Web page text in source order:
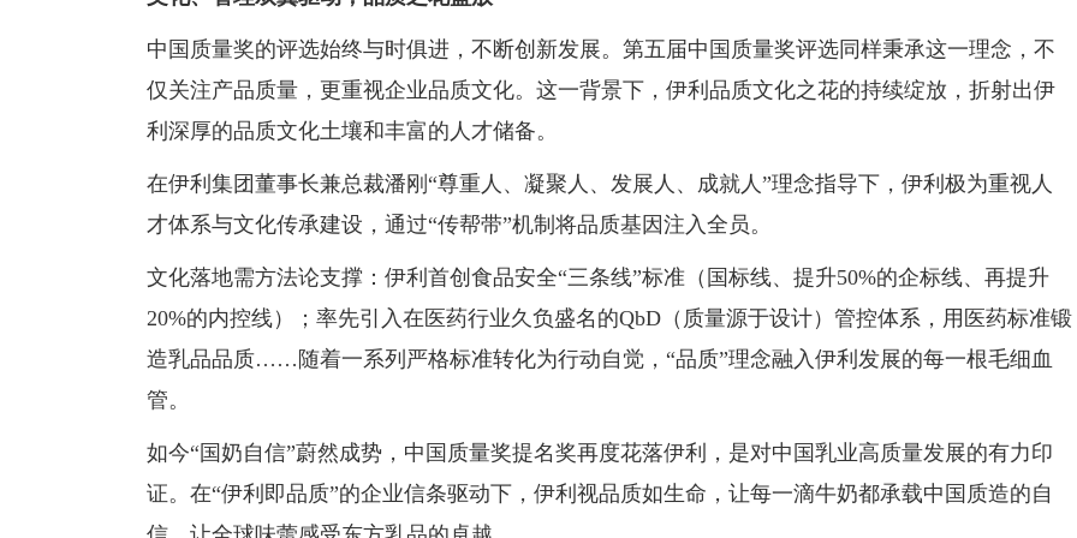
中国质量奖的评选始终与时俱进，不断创新发展。第五届中国质量奖评选同样秉承这一理念，不
仅关注产品质量，更重视企业品质文化。这一背景下，伊利品质文化之花的持续绽放，折射出伊
利深厚的品质文化土壤和丰富的人才储备。
在伊利集团董事长兼总裁潘刚“尊重人、凝聚人、发展人、成就人”理念指导下，伊利极为重视人
才体系与文化传承建设，通过“传帮带”机制将品质基因注入全员。
文化落地需方法论支撑：伊利首创食品安全“三条线”标准（国标线、提升50%的企标线、再提升
20%的内控线）；率先引入在医药行业久负盛名的QbD（质量源于设计）管控体系，用医药标准锻
造乳品品质……随着一系列严格标准转化为行动自觉，“品质”理念融入伊利发展的每一根毛细血
管。
如今“国奶自信”蔚然成势，中国质量奖提名奖再度花落伊利，是对中国乳业高质量发展的有力印
证。在“伊利即品质”的企业信条驱动下，伊利视品质如生命，让每一滴牛奶都承载中国质造的自